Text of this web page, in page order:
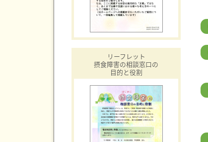
リーフレット
摂食障害の相談窓口の
目的と役割